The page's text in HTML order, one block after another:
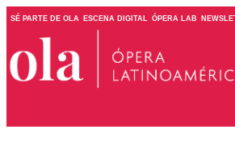
SÉ PARTE DE OLA ESCENA DIGITAL ÓPERA LAB